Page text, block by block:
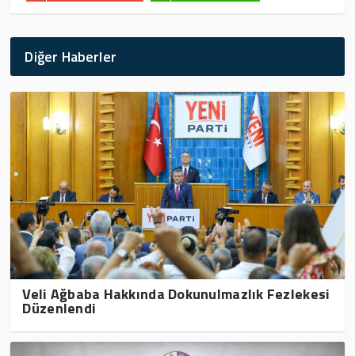
Diğer Haberler
Veli Ağbaba Hakkında Dokunulmazlık Fezlekesi
Düzenlendi